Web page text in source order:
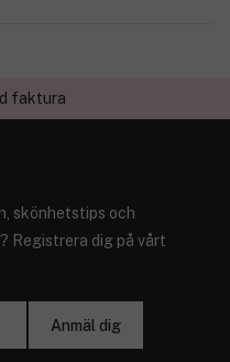
skönhetstips och
Registrera dig på vårt
Anmäl dig